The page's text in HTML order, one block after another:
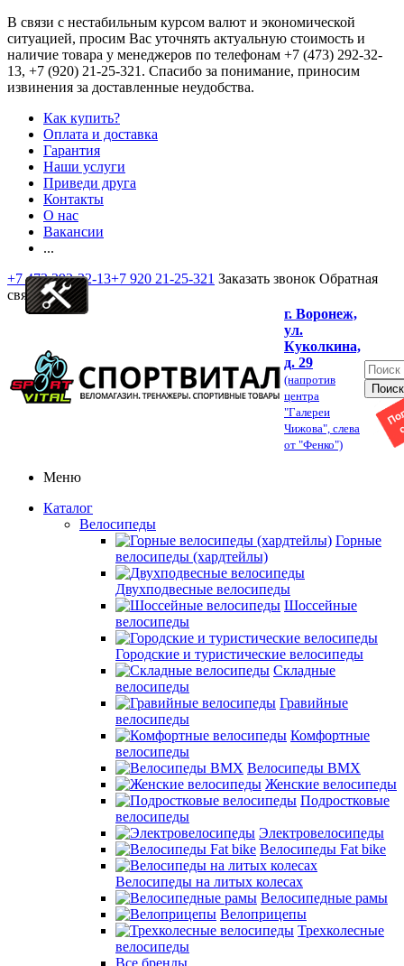
В связи с нестабильным курсом валют и экономической
ситуацией, просим Вас уточнять актуальную стоимость и
наличие товара у менеджеров по телефонам +7 (473) 292-32-
13, +7 (920) 21-25-321 . Спасибо за понимание, приносим
извинения за доставленные неудобства.
Как купить?
Оплата и доставка
Гарантия
Наши услуги
Приведи друга
Контакты
О нас
Вакансии
...
+7 473 292-32-13+7 920 21-25-321 Заказать звонок Обратная
связь
г. Воронеж,
ул.
Куколкина,
д. 29
(напротив
центра
"Галереи
Чижова", слева
от "Фенко")
Меню
Каталог
Велосипеды
Горные
велосипеды (хардтейлы)
Двухподвесные велосипеды
Шоссейные
велосипеды
Городские и туристические велосипеды
Складные
велосипеды
Гравийные
велосипеды
Комфортные
велосипеды
Велосипеды BMX
Женские велосипеды
Подростковые
велосипеды
Электровелосипеды
Велосипеды Fat bike
Велосипеды на литых колесах
Велосипедные рамы
Велоприцепы
Трехколесные
велосипеды
Все бренды